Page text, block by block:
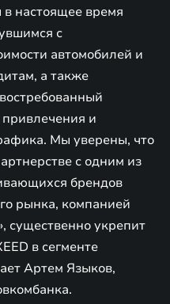
настоящее время
с
автомобилей и
а также
и
Мы уверены, что
с одним из
брендов
рынка, компанией
укрепит
в сегменте
Артем Языков,